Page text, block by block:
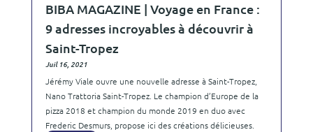
BIBA MAGAZINE | Voyage en France :
9 adresses incroyables à découvrir à
Saint-Tropez
Juil 16, 2021
Jérémy Viale ouvre une nouvelle adresse à Saint-Tropez,
Nano Trattoria Saint-Tropez. Le champion d’Europe de la
pizza 2018 et champion du monde 2019 en duo avec
Frederic Desmurs, propose ici des créations délicieuses.